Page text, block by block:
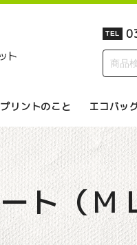
TEL
リントのこと エコバッ
ト（Ｍ